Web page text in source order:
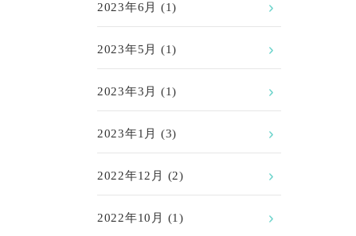
2023年6月 (1)
2023年5月 (1)
2023年3月 (1)
2023年1月 (3)
2022年12月 (2)
2022年10月 (1)